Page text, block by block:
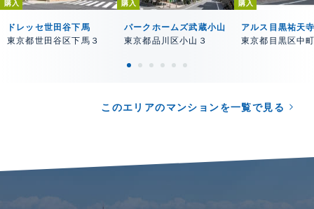
購入
ドレッセ世田谷下馬
東京都世田谷区下馬３
購入
パークホームズ武蔵小山
東京都品川区小山３
購入
アルス目黒祐天
東京都目黒区中
このエリアのマンションを一覧で見る